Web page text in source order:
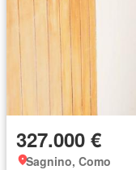
327.000 €
Sagnino, Como